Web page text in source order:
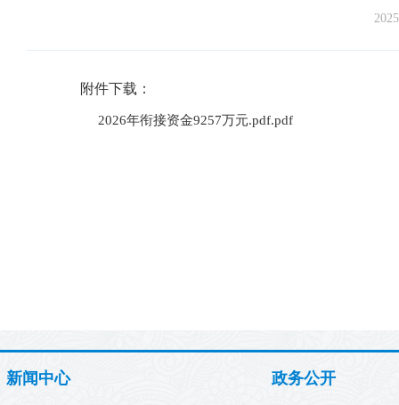
附件下载：
2026年衔接资金9257万元.pdf.pdf
新闻中心 政务公开